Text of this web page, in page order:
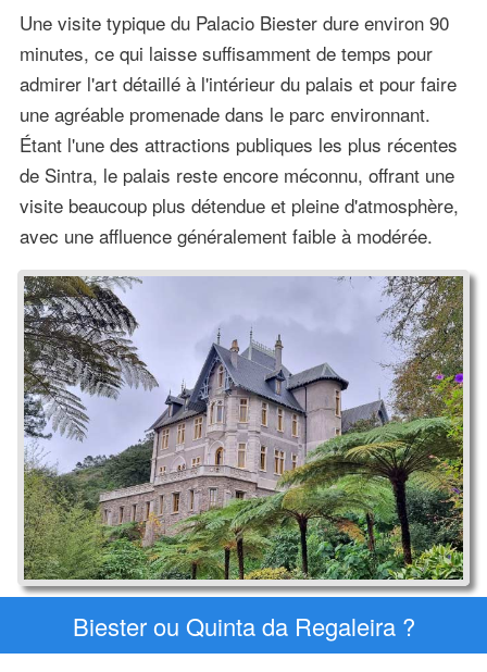
Une visite typique du Palacio Biester dure environ 90
minutes, ce qui laisse suffisamment de temps pour
admirer l'art détaillé à l'intérieur du palais et pour faire
une agréable promenade dans le parc environnant.
Étant l'une des attractions publiques les plus récentes
de Sintra, le palais reste encore méconnu, offrant une
visite beaucoup plus détendue et pleine d'atmosphère,
avec une affluence généralement faible à modérée.
Biester ou Quinta da Regaleira ?